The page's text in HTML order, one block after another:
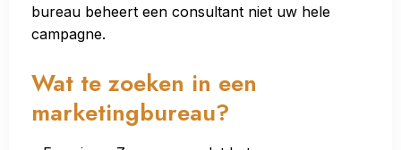
bureau beheert een consultant niet uw hele
campagne.
Wat te zoeken in een
marketingbureau?